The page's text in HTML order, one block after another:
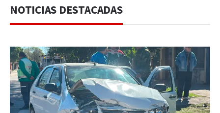
NOTICIAS DESTACADAS